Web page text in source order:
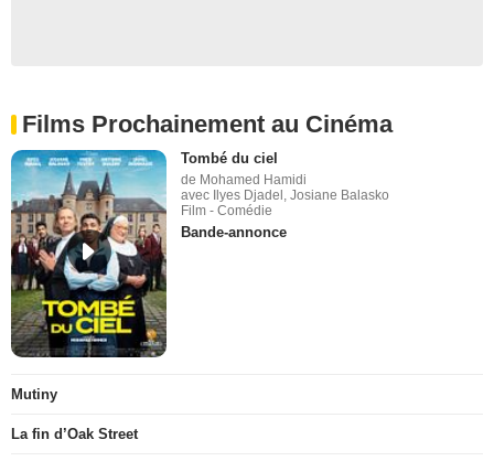
Films Prochainement au Cinéma
Tombé du ciel
de Mohamed Hamidi
avec Ilyes Djadel, Josiane Balasko
Film - Comédie
Bande-annonce
Mutiny
La fin d’Oak Street